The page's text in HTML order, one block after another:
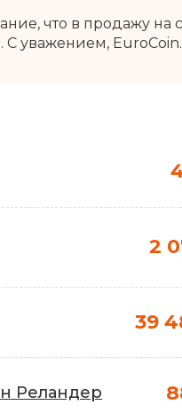
что в продажу на
уважением,
2
39
Реландер